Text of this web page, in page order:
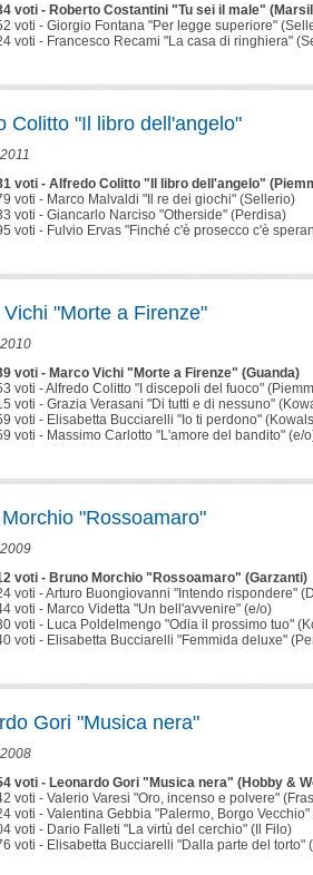
voti - Roberto Costantini "Tu sei il male"
voti - Giorgio Fontana "Per legge superiore"
voti - Francesco Recami "La casa di ringhiera"
Colitto "Il libro dell'angelo"
voti - Alfredo Colitto "Il libro dell'angelo"
voti - Marco Malvaldi "Il re dei giochi" (Sellerio)
voti - Giancarlo Narciso "Otherside" (Perdisa)
voti - Fulvio Ervas "Finché c'è prosecco c'è
Vichi "Morte a Firenze"
voti - Marco Vichi "Morte a Firenze" (Guanda)
voti - Alfredo Colitto "I discepoli del fuoco"
voti - Grazia Verasani "Di tutti e di nessuno"
voti - Elisabetta Bucciarelli "Io ti perdono"
voti - Massimo Carlotto "L'amore del bandito" (e/
"Rossoamaro"
voti - Bruno Morchio "Rossoamaro" (Garzanti)
voti - Arturo Buongiovanni "Intendo rispondere"
voti - Marco Videtta "Un bell'avvenire" (e/o)
voti - Luca Poldelmengo "Odia il prossimo tuo"
voti - Elisabetta Bucciarelli "Femmida deluxe"
Gori "Musica nera"
voti - Leonardo Gori "Musica nera" (Hobby &
voti - Valerio Varesi "Oro, incenso e polvere"
voti - Valentina Gebbia "Palermo, Borgo Vecchio"
voti - Dario Falleti "La virtù del cerchio" (Il Filo)
voti - Elisabetta Bucciarelli "Dalla parte del torto"